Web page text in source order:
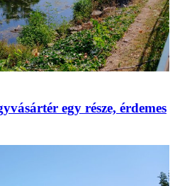
egy része, érdemes